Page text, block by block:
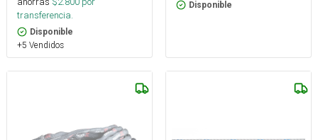
transferencia.
Disponible
+5 Vendidos
Disponible